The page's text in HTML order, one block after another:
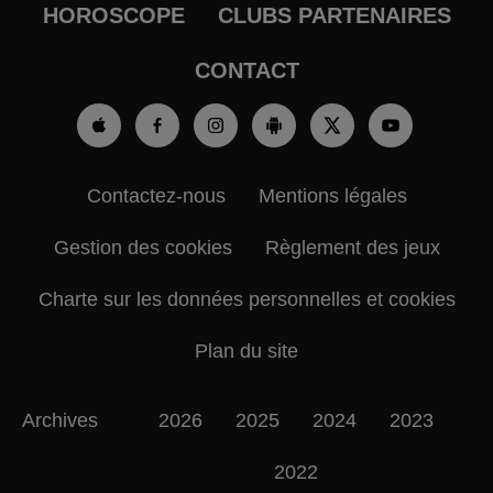
HOROSCOPE CLUBS PARTENAIRES
CONTACT
Contactez-nous Mentions légales
Gestion des cookies Règlement des jeux
Charte sur les données personnelles et cookies
Plan du site
Archives 2026 2025 2024 2023
2022